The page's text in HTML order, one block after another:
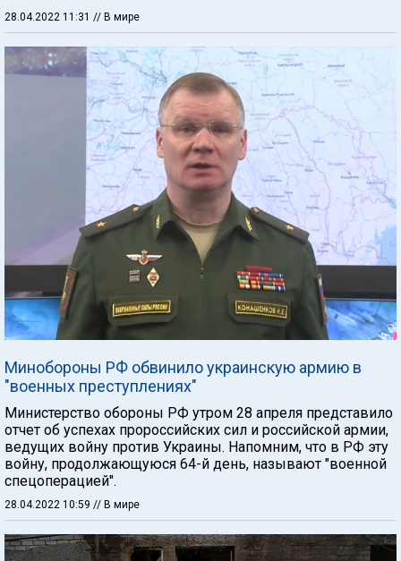
28.04.2022 11:31 // В мире
Минобороны РФ обвинило украинскую армию в
"военных преступлениях"
Министерство обороны РФ утром 28 апреля представило
отчет об успехах пророссийских сил и российской армии,
ведущих войну против Украины. Напомним, что в РФ эту
войну, продолжающуюся 64-й день, называют "военной
спецоперацией".
28.04.2022 10:59 // В мире